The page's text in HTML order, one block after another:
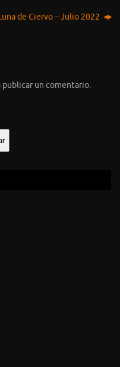
de Ciervo – Julio 2022
publicar un comentario.